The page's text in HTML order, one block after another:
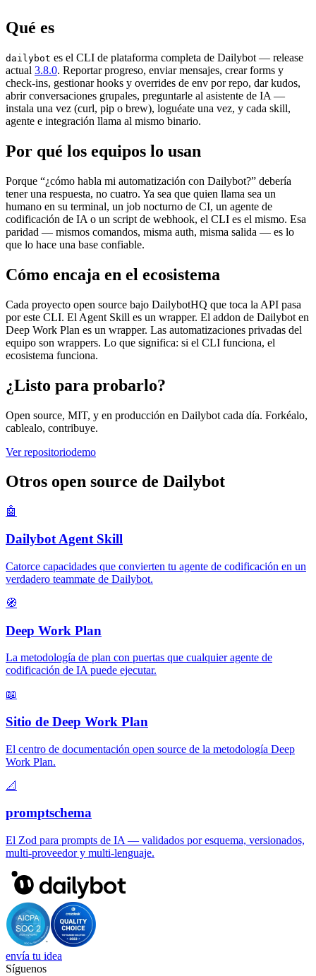
Qué es
dailybot es el CLI de plataforma completa de Dailybot — release
actual 3.8.0. Reportar progreso, enviar mensajes, crear forms y
check-ins, gestionar hooks y overrides de env por repo, dar kudos,
abrir conversaciones grupales, preguntarle al asistente de IA —
instala una vez (curl, pip o brew), loguéate una vez, y cada skill,
agente e integración llama al mismo binario.
Por qué los equipos lo usan
Porque “¿cómo habla mi automatización con Dailybot?” debería
tener una respuesta, no cuatro. Ya sea que quien llama sea un
humano en su terminal, un job nocturno de CI, un agente de
codificación de IA o un script de webhook, el CLI es el mismo. Esa
paridad — mismos comandos, misma auth, misma salida — es lo
que lo hace una base confiable.
Cómo encaja en el ecosistema
Cada proyecto open source bajo DailybotHQ que toca la API pasa
por este CLI. El Agent Skill es un wrapper. El addon de Dailybot en
Deep Work Plan es un wrapper. Las automatizaciones privadas del
equipo son wrappers. Lo que significa: si el CLI funciona, el
ecosistema funciona.
¿Listo para probarlo?
Open source, MIT, y en producción en Dailybot cada día. Forkéalo,
cablealo, contribuye.
Ver repositoriodemo
Otros open source de Dailybot
🤖
Dailybot Agent Skill
Catorce capacidades que convierten tu agente de codificación en un
verdadero teammate de Dailybot.
🧭
Deep Work Plan
La metodología de plan con puertas que cualquier agente de
codificación de IA puede ejecutar.
📖
Sitio de Deep Work Plan
El centro de documentación open source de la metodología Deep
Work Plan.
📐
promptschema
El Zod para prompts de IA — validados por esquema, versionados,
multi-proveedor y multi-lenguaje.
envía tu idea
Síguenos